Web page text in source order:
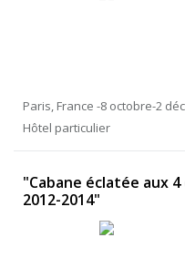
Paris, France -8 octobre-2
Hôtel particulier
"Cabane éclatée aux
2012-2014"